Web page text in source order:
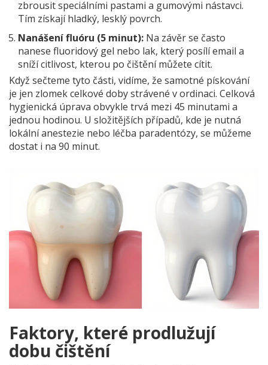
zbrousit speciálními pastami a gumovými nástavci.
Tím získají hladký, lesklý povrch.
Nanášení fluóru (5 minut): Na závěr se často
nanese fluoridový gel nebo lak, který posílí email a
sníží citlivost, kterou po čištění můžete cítit.
Když sečteme tyto části, vidíme, že samotné pískování
je jen zlomek celkové doby strávené v ordinaci. Celková
hygienická úprava obvykle trvá mezi 45 minutami a
jednou hodinou. U složitějších případů, kde je nutná
lokální anestezie nebo léčba paradentózy, se můžeme
dostat i na 90 minut.
Faktory, které prodlužují
dobu čištění